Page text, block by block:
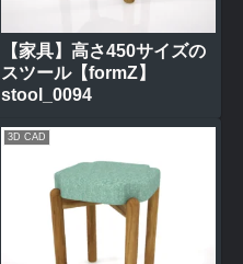
【家具】高さ450サイズの
スツール【formZ】
stool_0094
3D CAD